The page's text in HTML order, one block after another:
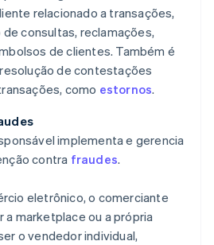
relacionado a transações,
consultas, reclamações,
de clientes. Também é
de contestações
como estornos.
implementa e gerencia
contra fraudes.
eletrônico, o comerciante
marketplace ou a própria
o vendedor individual,